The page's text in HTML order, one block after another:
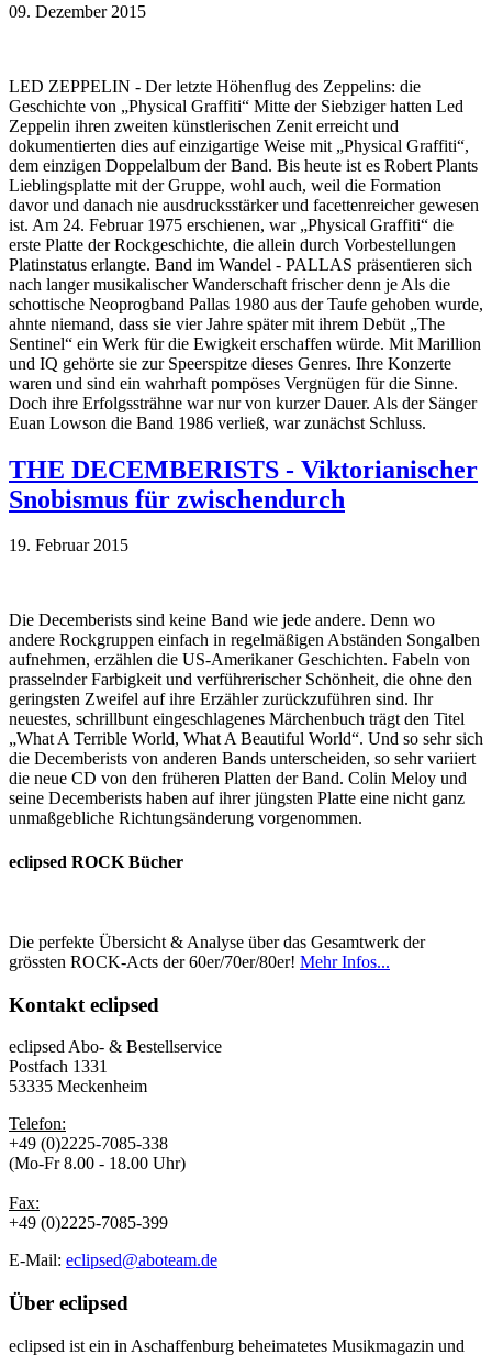
09. Dezember 2015
LED ZEPPELIN - Der letzte Höhenflug des Zeppelins: die
Geschichte von „Physical Graffiti“ Mitte der Siebziger hatten Led
Zeppelin ihren zweiten künstlerischen Zenit erreicht und
dokumentierten dies auf einzigartige Weise mit „Physical Graffiti“,
dem einzigen Doppelalbum der Band. Bis heute ist es Robert Plants
Lieblingsplatte mit der Gruppe, wohl auch, weil die Formation
davor und danach nie ausdrucksstärker und facettenreicher gewesen
ist. Am 24. Februar 1975 erschienen, war „Physical Graffiti“ die
erste Platte der Rockgeschichte, die allein durch Vorbestellungen
Platinstatus erlangte. Band im Wandel - PALLAS präsentieren sich
nach langer musikalischer Wanderschaft frischer denn je Als die
schottische Neoprogband Pallas 1980 aus der Taufe gehoben wurde,
ahnte niemand, dass sie vier Jahre später mit ihrem Debüt „The
Sentinel“ ein Werk für die Ewigkeit erschaffen würde. Mit Marillion
und IQ gehörte sie zur Speerspitze dieses Genres. Ihre Konzerte
waren und sind ein wahrhaft pompöses Vergnügen für die Sinne.
Doch ihre Erfolgssträhne war nur von kurzer Dauer. Als der Sänger
Euan Lowson die Band 1986 verließ, war zunächst Schluss.
THE DECEMBERISTS - Viktorianischer
Snobismus für zwischendurch
19. Februar 2015
Die Decemberists sind keine Band wie jede andere. Denn wo
andere Rockgruppen einfach in regelmäßigen Abständen Songalben
aufnehmen, erzählen die US-Amerikaner Geschichten. Fabeln von
prasselnder Farbigkeit und verführerischer Schönheit, die ohne den
geringsten Zweifel auf ihre Erzähler zurückzuführen sind. Ihr
neuestes, schrillbunt eingeschlagenes Märchenbuch trägt den Titel
„What A Terrible World, What A Beautiful World“. Und so sehr sich
die Decemberists von anderen Bands unterscheiden, so sehr variiert
die neue CD von den früheren Platten der Band. Colin Meloy und
seine Decemberists haben auf ihrer jüngsten Platte eine nicht ganz
unmaßgebliche Richtungsänderung vorgenommen.
eclipsed ROCK Bücher
Die perfekte Übersicht & Analyse über das Gesamtwerk der
grössten ROCK-Acts der 60er/70er/80er! Mehr Infos...
Kontakt eclipsed
eclipsed Abo- & Bestellservice
Postfach 1331
53335 Meckenheim
Telefon:
+49 (0)2225-7085-338
(Mo-Fr 8.00 - 18.00 Uhr)
Fax:
+49 (0)2225-7085-399
E-Mail: eclipsed@aboteam.de
Über eclipsed
eclipsed ist ein in Aschaffenburg beheimatetes Musikmagazin und